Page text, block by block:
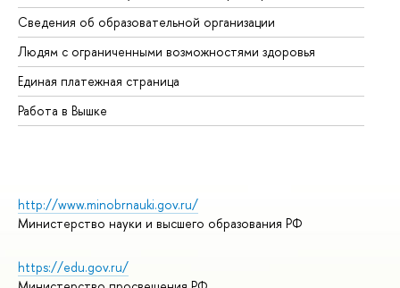
Сведения об образовательной организации
Людям с ограниченными возможностями здоровья
Единая платежная страница
Работа в Вышке
http://www.minobrnauki.gov.ru/
Министерство науки и высшего образования РФ
https://edu.gov.ru/